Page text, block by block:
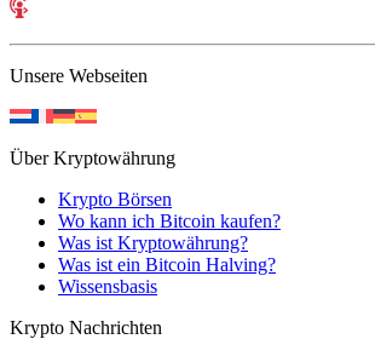
Unsere Webseiten
Über Kryptowährung
Krypto Börsen
Wo kann ich Bitcoin kaufen?
Was ist Kryptowährung?
Was ist ein Bitcoin Halving?
Wissensbasis
Krypto Nachrichten